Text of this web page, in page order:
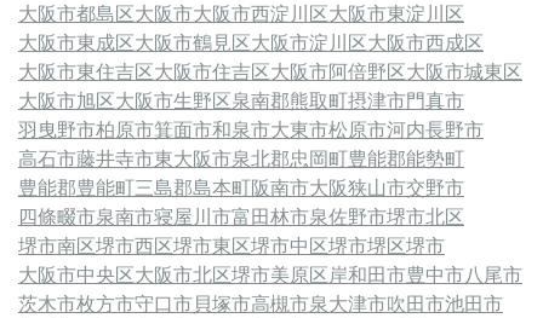
大阪市都島区大阪市大阪市西淀川区大阪市東淀川区
大阪市東成区大阪市鶴見区大阪市淀川区大阪市西成区
大阪市東住吉区大阪市住吉区大阪市阿倍野区大阪市城東区
大阪市旭区大阪市生野区泉南郡熊取町摂津市門真市
羽曳野市柏原市箕面市和泉市大東市松原市河内長野市
高石市藤井寺市東大阪市泉北郡忠岡町豊能郡能勢町
豊能郡豊能町三島郡島本町阪南市大阪狭山市交野市
四條畷市泉南市寝屋川市富田林市泉佐野市堺市北区
堺市南区堺市西区堺市東区堺市中区堺市堺区堺市
大阪市中央区大阪市北区堺市美原区岸和田市豊中市八尾市
茨木市枚方市守口市貝塚市高槻市泉大津市吹田市池田市